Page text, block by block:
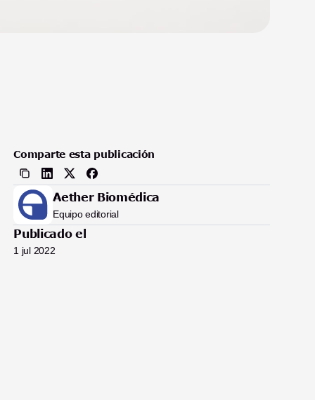
Comparte esta publicación
Aether Biomédica
Equipo editorial
Publicado el
1 jul 2022